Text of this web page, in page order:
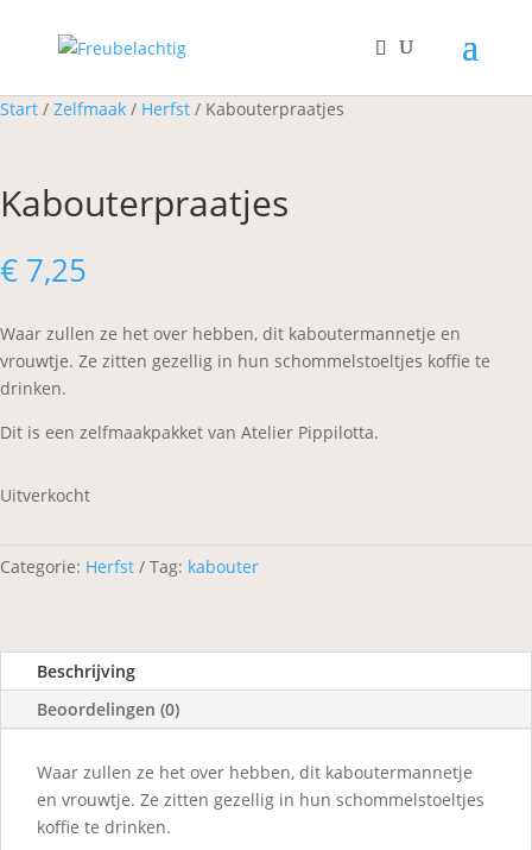
Start / Zelfmaak / Herfst / Kabouterpraatjes
Kabouterpraatjes
€ 7,25
Waar zullen ze het over hebben, dit kaboutermannetje en
vrouwtje. Ze zitten gezellig in hun schommelstoeltjes koffie te
drinken.
Dit is een zelfmaakpakket van Atelier Pippilotta.
Uitverkocht
Categorie: Herfst Tag: kabouter
Beschrijving
Beoordelingen (0)
Waar zullen ze het over hebben, dit kaboutermannetje
en vrouwtje. Ze zitten gezellig in hun schommelstoeltjes
koffie te drinken.